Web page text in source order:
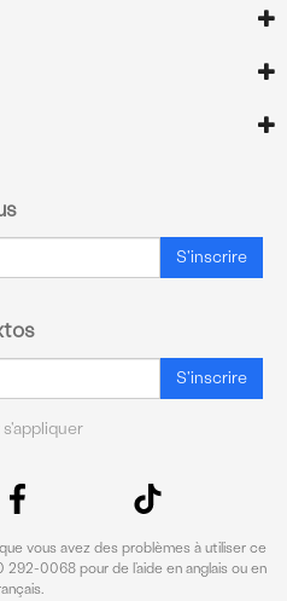
S'inscrire
S'inscrire
vous avez des problèmes à utiliser ce
0068 pour de l’aide en anglais ou en